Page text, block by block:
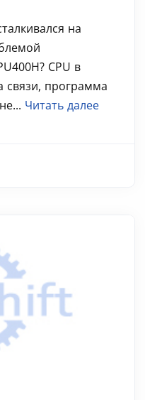
на
CPU в
связи, программа
Читать далее